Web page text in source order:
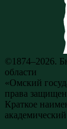
©1874–2026.
области
«Омский
права
Краткое